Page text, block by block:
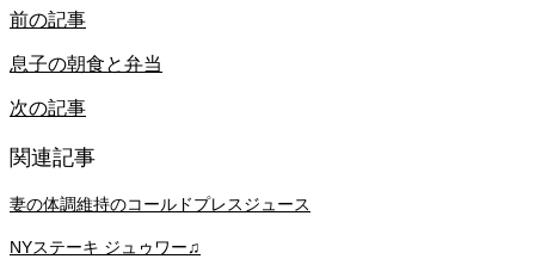
前の記事
息子の朝食と弁当
次の記事
関連記事
妻の体調維持のコールドプレスジュース
NYステーキ ジュゥワー♫